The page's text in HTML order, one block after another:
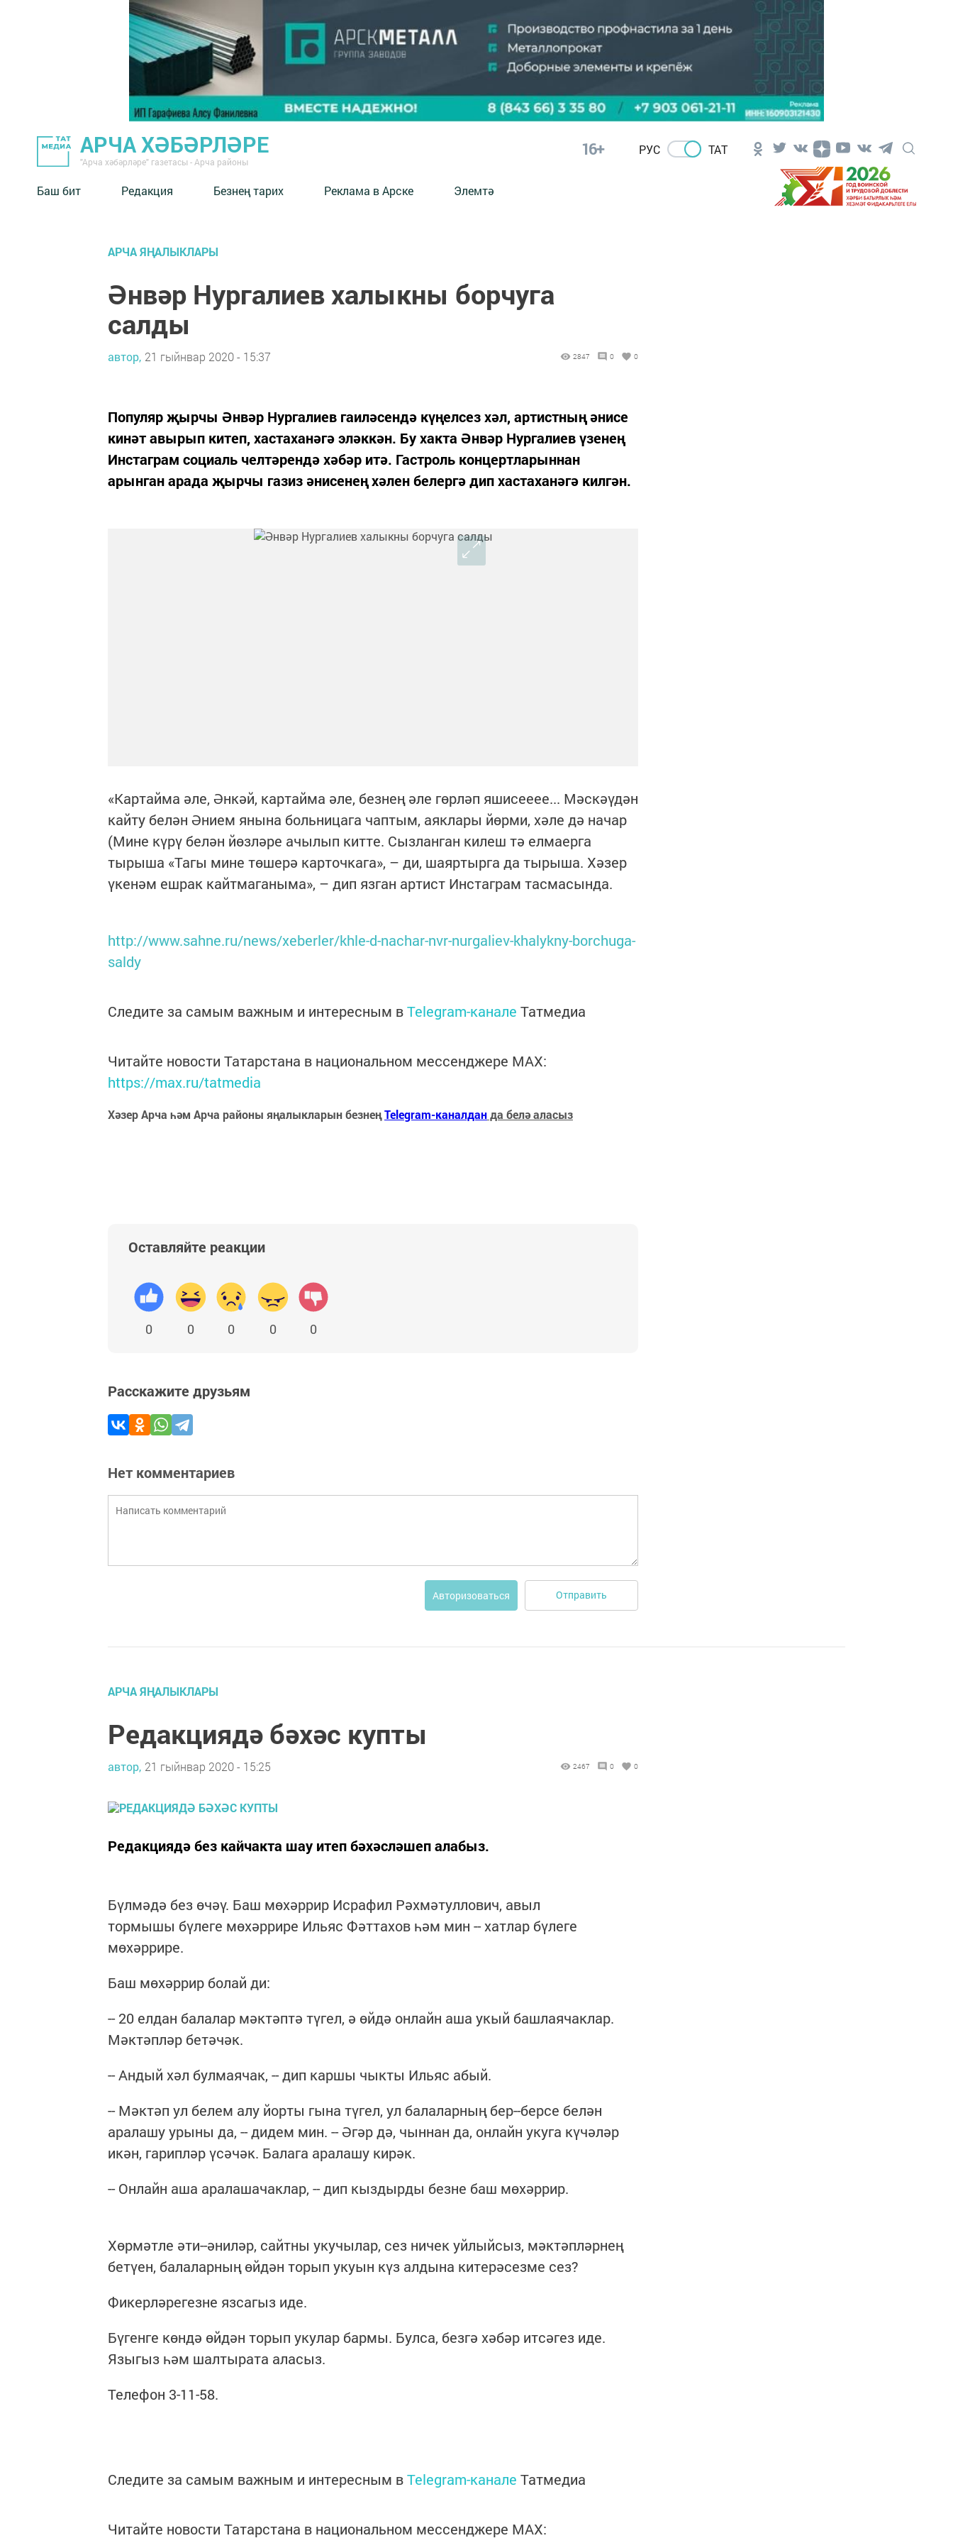
АРЧА ХӘБӘРЛӘРЕ
"Арча хәбәрләре" газетасы - Арча районы
16+ РУС ТАТ
Баш бит Редакция Безнең тарих Реклама в Арске Элемтә
АРЧА ЯҢАЛЫКЛАРЫ
Әнвәр Нургалиев халыкны борчуга
салды
автор, 21 гыйнвар 2020 - 15:37 2847 0 0
Популяр җырчы Әнвәр Нургалиев гаиләсендә күңелсез хәл, артистның әнисе
кинәт авырып китеп, хастаханәгә эләккән. Бу хакта Әнвәр Нургалиев үзенең
Инстаграм социаль челтәрендә хәбәр итә. Гастроль концертларыннан
арынган арада җырчы газиз әнисенең хәлен белергә дип хастаханәгә килгән.
«Картайма әле, Әнкәй, картайма әле, безнең әле гөрләп яшисееее... Мәскәүдән
кайту белән Әнием янына больницага чаптым, аяклары йөрми, хәле дә начар
(Мине күрү белән йөзләре ачылып китте. Сызланган килеш тә елмаерга
тырыша «Тагы мине төшерә карточкага», – ди, шаяртырга да тырыша. Хәзер
үкенәм ешрак кайтмаганыма», – дип язган артист Инстаграм тасмасында.
http://www.sahne.ru/news/xeberler/khle-d-nachar-nvr-nurgaliev-khalykny-borchuga-
saldy
Следите за самым важным и интересным вTelegram-канале Татмедиа
Читайте новости Татарстана в национальном мессенджере MАХ:
https://max.ru/tatmedia
Хәзер Арча һәм Арча районы яңалыкларын безнеңTelegram-каналданда белә аласыз
Оставляйте реакции
0 0 0 0 0
Расскажите друзьям
Нет комментариев
Авторизоваться Отправить
АРЧА ЯҢАЛЫКЛАРЫ
Редакциядә бәхәс купты
автор, 21 гыйнвар 2020 - 15:25 2467 0 0
Редакциядә без кайчакта шау итеп бәхәсләшеп алабыз.
Бүлмәдә без өчәү. Баш мөхәррир Исрафил Рәхмәтуллович, авыл
тормышы бүлеге мөхәррире Ильяс Фәттахов һәм мин -- хатлар бүлеге
мөхәррире.
Баш мөхәррир болай ди:
-- 20 елдан балалар мәктәптә түгел, ә өйдә онлайн аша укый башлаячаклар.
Мәктәпләр бетәчәк.
-- Андый хәл булмаячак, -- дип каршы чыкты Ильяс абый.
-- Мәктәп ул белем алу йорты гына түгел, ул балаларның бер--берсе белән
аралашу урыны да, -- дидем мин. -- Әгәр дә, чыннан да, онлайн укуга күчәләр
икән, гарипләр үсәчәк. Балага аралашу кирәк.
-- Онлайн аша аралашачаклар, -- дип кыздырды безне баш мөхәррир.
Хөрмәтле әти--әниләр, сайтны укучылар, сез ничек уйлыйсыз, мәктәпләрнең
бетүен, балаларның өйдән торып укуын күз алдына китерәсезме сез?
Фикерләрегезне язсагыз иде.
Бүгенге көндә өйдән торып укулар бармы. Булса, безгә хәбәр итсәгез иде.
Языгыз һәм шалтырата аласыз.
Телефон 3-11-58.
Следите за самым важным и интересным вTelegram-канале Татмедиа
Читайте новости Татарстана в национальном мессенджере MАХ: